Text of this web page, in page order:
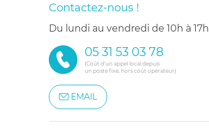
Contactez-nous !
du lundi au vendredi de 10h à 17h
05 31 53 03 78
(Coût d'un appel local depuis
un poste fixe, hors coût opérateur)
EMAIL